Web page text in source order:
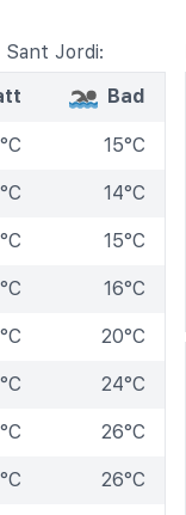
Jordi:
Bad
15°C
14°C
15°C
16°C
20°C
24°C
26°C
26°C